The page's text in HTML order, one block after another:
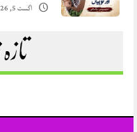
اگست 5, 2026